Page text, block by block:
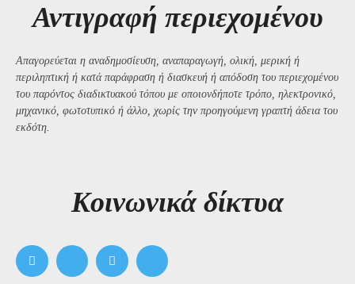
Αντιγραφή περιεχομένου
Απαγορεύεται η αναδημοσίευση, αναπαραγωγή, ολική, μερική ή
περιληπτική ή κατά παράφραση ή διασκευή ή απόδοση του περιεχομένου
του παρόντος διαδικτυακού τόπου με οποιονδήποτε τρόπο, ηλεκτρονικό,
μηχανικό, φωτοτυπικό ή άλλο, χωρίς την προηγούμενη γραπτή άδεια του
εκδότη.
Kοινωνικά δίκτυα